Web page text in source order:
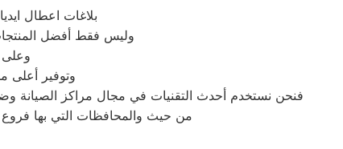
بلاغات اعطال
وليس فقط أفضل
وعلى
وتوفير أعلى
فنحن نستخدم أحدث التقنيات في مجال مراكز الصيانة
من حيث والمحافظات التي بها فروع